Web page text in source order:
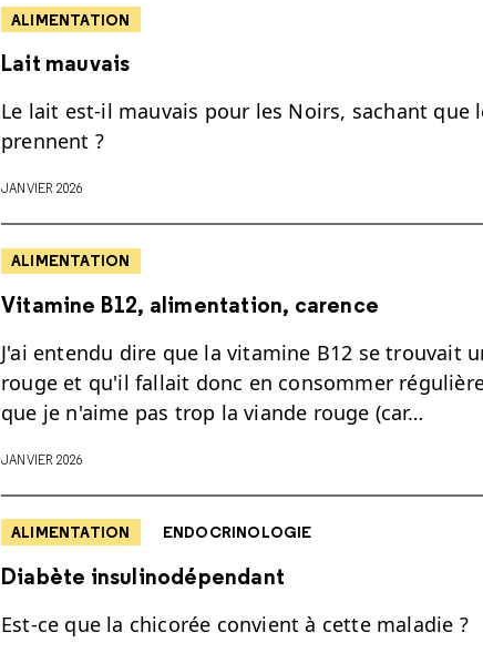
ALIMENTATION
Lait mauvais
Le lait est-il mauvais pour les Noirs, sachant que
prennent ?
JANVIER 2026
ALIMENTATION
Vitamine B12, alimentation, carence
J'ai entendu dire que la vitamine B12 se trouvait
rouge et qu'il fallait donc en consommer
que je n'aime pas trop la viande rouge (car…
JANVIER 2026
ALIMENTATION ENDOCRINOLOGIE
Diabète insulinodépendant
Est-ce que la chicorée convient à cette maladie ?